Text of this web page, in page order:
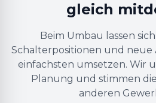
gleich
Beim Umbau lassen
Schalterpositionen und neue
einfachsten umsetzen. Wir
Planung und stimmen
anderen